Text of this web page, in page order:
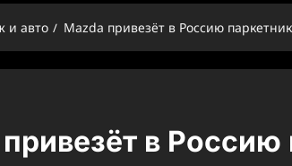
и авто Mazda привезёт в Россию
в